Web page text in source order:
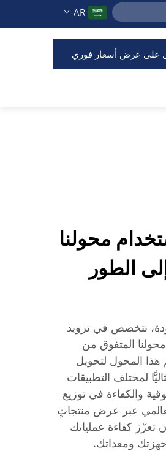
AR
على عرض أسعار فوري
محولنا
220 فولت إلى الطور
نتخصص في تزويد
المتفوق من
صُمم هذا المحول لتحويل
لمختلف التطبيقات
والكفاءة في توزيع
عبر عرض منتجاتٍ
تعزّز كفاءة عملياتك
ومعداتك.